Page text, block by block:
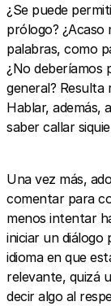
¿Se puede
prólogo? ¿Acaso
palabras, como
¿No deberíamos
general? Resulta
Hablar, además,
saber callar
Una vez más,
comentar para
menos intentar
iniciar un diálogo
idioma en que
relevante, quizá
decir algo al